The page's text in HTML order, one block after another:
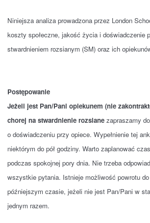
Niniejsza analiza prowadzona przez London
koszty społeczne, jakość życia i doświadczenie
stwardnieniem rozsianym (SM) oraz ich
Postępowanie
Jeżeli jest Pan/Pani opiekunem (nie
chorej na stwardnienie rozsiane zapraszamy
o doświadczeniu przy opiece. Wypełnienie tej
niektórym do pół godziny. Warto zaplanować
podczas spokojnej pory dnia. Nie trzeba
wszystkie pytania. Istnieje możliwość powrotu
późniejszym czasie, jeżeli nie jest Pan/Pani w
jednym razem.